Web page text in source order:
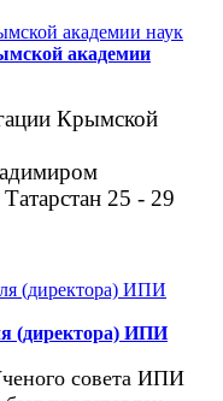
академии
Крымской
25 - 29
(директора) ИПИ
совета ИПИ